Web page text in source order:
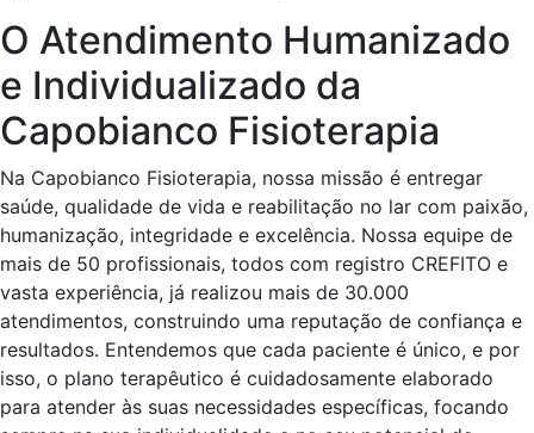
O Atendimento Humanizado
e Individualizado da
Capobianco Fisioterapia
Na Capobianco Fisioterapia, nossa missão é entregar
saúde, qualidade de vida e reabilitação no lar com paixão,
humanização, integridade e excelência. Nossa equipe de
mais de 50 profissionais, todos com registro CREFITO e
vasta experiência, já realizou mais de 30.000
atendimentos, construindo uma reputação de confiança e
resultados. Entendemos que cada paciente é único, e por
isso, o plano terapêutico é cuidadosamente elaborado
para atender às suas necessidades específicas, focando